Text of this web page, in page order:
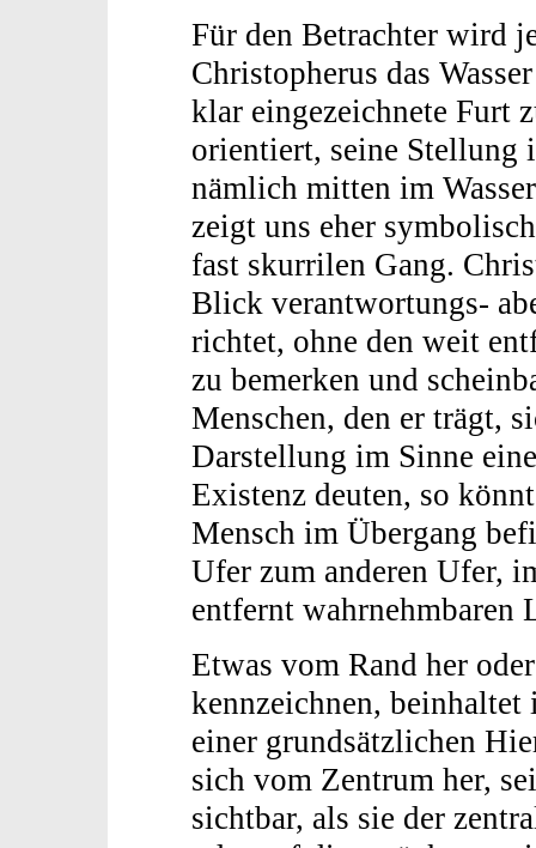
Für den Betrachter wird
Christopherus das
klar eingezeichnete Furt
orientiert, seine Stellung
nämlich mitten im
zeigt uns eher
fast skurrilen Gang.
Blick verantwortungs-
richtet, ohne den weit
zu bemerken und
Menschen, den er trägt,
Darstellung im Sinne
Existenz deuten, so
Mensch im Übergang
Ufer zum anderen Ufer,
entfernt wahrnehmbaren
Etwas vom Rand her
kennzeichnen, beinhaltet
einer grundsätzlichen
sich vom Zentrum her,
sichtbar, als sie der